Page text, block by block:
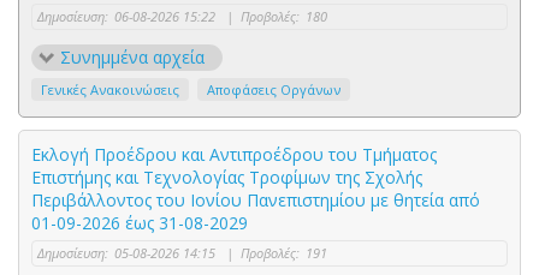
Δημοσίευση: 06-08-2026 15:22 | Προβολές: 180
Συνημμένα αρχεία
Γενικές Ανακοινώσεις Αποφάσεις Οργάνων
Εκλογή Προέδρου και Αντιπροέδρου του Τμήματος
Επιστήμης και Τεχνολογίας Τροφίμων της Σχολής
Περιβάλλοντος του Ιονίου Πανεπιστημίου με θητεία από
01-09-2026 έως 31-08-2029
Δημοσίευση: 05-08-2026 14:15 | Προβολές: 191